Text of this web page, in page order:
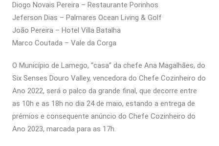
Diogo Novais Pereira – Restaurante Porinhos
Jeferson Dias – Palmares Ocean Living & Golf
João Pereira – Hotel Villa Batalha
Marco Coutada – Vale da Corga
O Município de Lamego, “casa” da chefe Ana Magalhães, do
Six Senses Douro Valley, vencedora do Chefe Cozinheiro do
Ano 2022, será o palco da grande final, que decorre entre
as 10h e as 18h no dia 24 de maio, estando a entrega de
prémios e consequente anúncio do Chefe Cozinheiro do
Ano 2023, marcada para as 17h.